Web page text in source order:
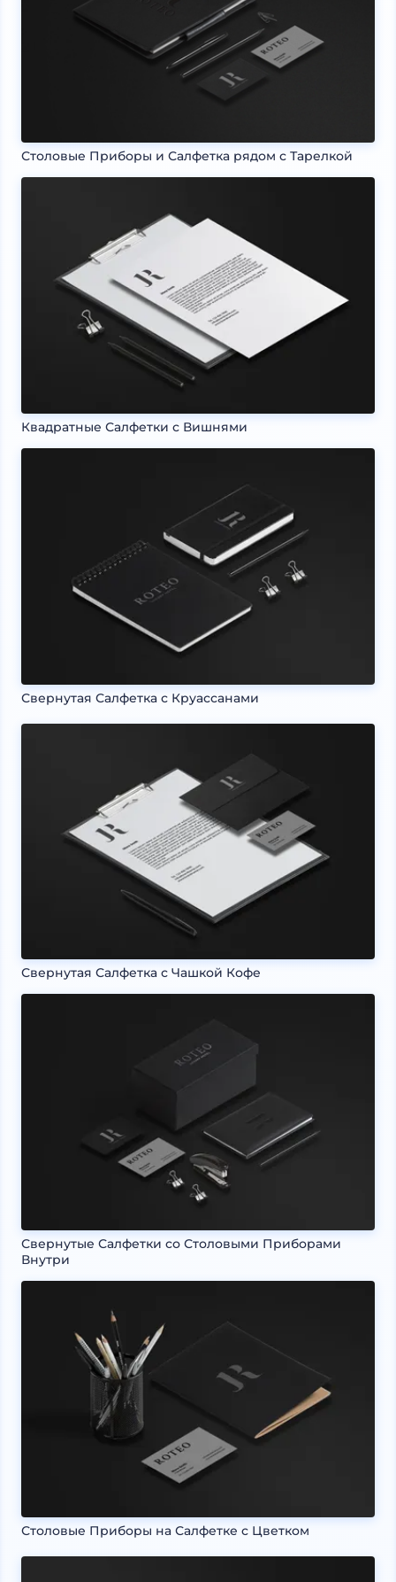
Столовые Приборы и Салфетка рядом с Тарелкой
Квадратные Салфетки с Вишнями
Свернутая Салфетка с Круассанами
Свернутая Салфетка с Чашкой Кофе
Свернутые Салфетки со Столовыми Приборами
Внутри
Столовые Приборы на Салфетке с Цветком